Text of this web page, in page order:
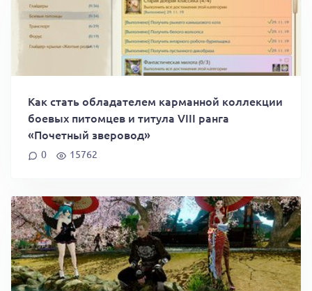
Как стать обладателем карманной коллекции
боевых питомцев и титула VIII ранга
«Почетный зверовод»
0 15762